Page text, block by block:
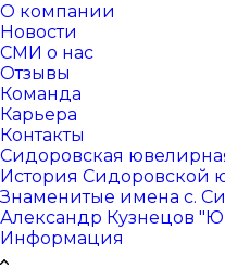
О компании
Новости
СМИ о нас
Отзывы
Команда
Карьера
Контакты
Сидоровская
История Сидоровской
Знаменитые имена с.
Александр Кузнецов
Информация